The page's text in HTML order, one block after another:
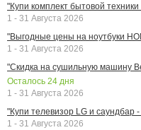
"Купи комплект бытовой
1 - 31 Августа 2026
"Выгодные цены на ноутбуки
1 - 31 Августа 2026
"Скидка на сушильную машину
Осталось 24 дня
1 - 31 Августа 2026
"Купи телевизор LG и саундбар -
1 - 31 Августа 2026